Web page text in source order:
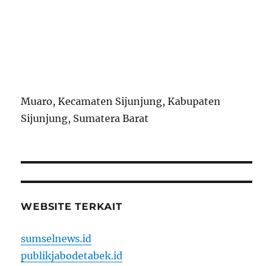
Muaro, Kecamaten Sijunjung, Kabupaten
Sijunjung, Sumatera Barat
WEBSITE TERKAIT
sumselnews.id
publikjabodetabek.id